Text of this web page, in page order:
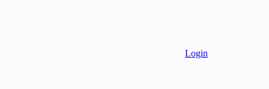
Login